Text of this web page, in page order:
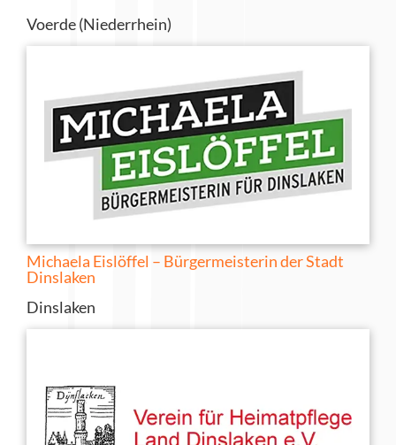
Voerde (Niederrhein)
Michaela Eislöffel – Bürgermeisterin der Stadt
Dinslaken
Dinslaken